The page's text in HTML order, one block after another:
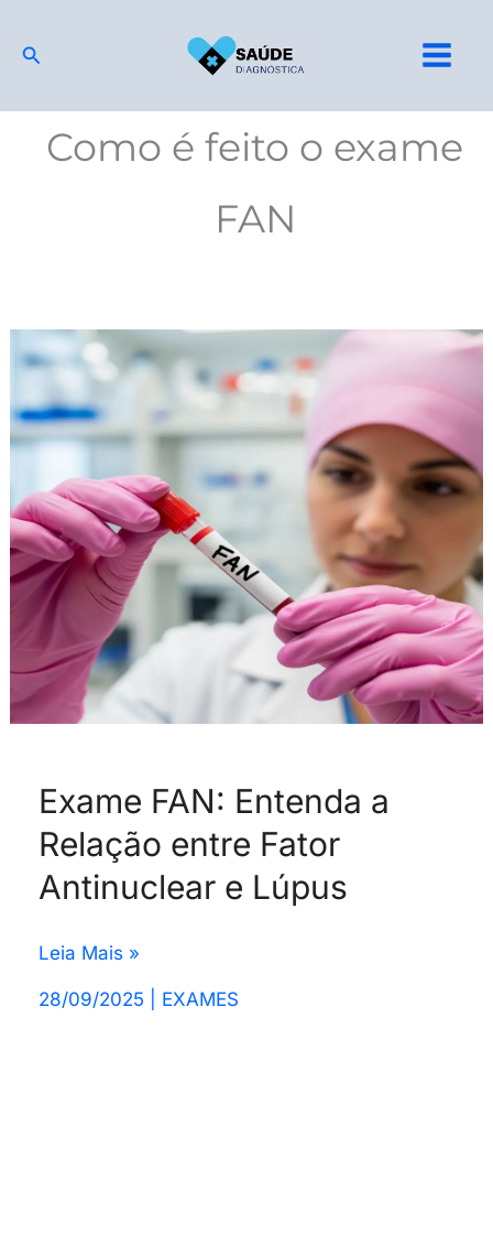
para
conteúdo
Pesquisar
Como é feito o exame
FAN
Exame FAN: Entenda a
Relação entre Fator
Antinuclear e Lúpus
Exame
Entenda
a
Relação
entre
Fator
Antinuclear
e
Lúpus
Leia Mais »
28/09/2025 EXAMES